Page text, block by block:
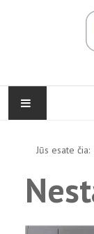
LAUKO
Jūs esate čia: